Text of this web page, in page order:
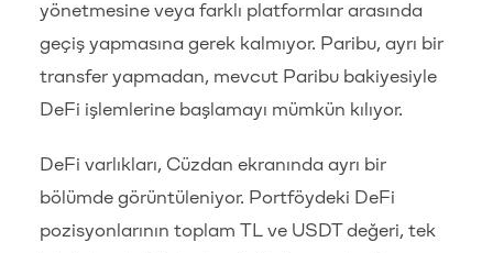
yönetmesine veya farklı platformlar arasında
geçiş yapmasına gerek kalmıyor. Paribu, ayrı bir
transfer yapmadan, mevcut Paribu bakiyesiyle
DeFi işlemlerine başlamayı mümkün kılıyor.
DeFi varlıkları, Cüzdan ekranında ayrı bir
bölümde görüntüleniyor. Portföydeki DeFi
pozisyonlarının toplam TL ve USDT değeri, tek